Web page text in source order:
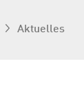
Aktuelles